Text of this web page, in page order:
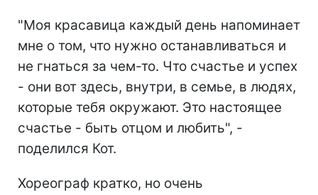
"Моя красавица каждый день напоминает
мне о том, что нужно останавливаться и
не гнаться за чем-то. Что счастье и успех
- они вот здесь, внутри, в семье, в людях,
которые тебя окружают. Это настоящее
счастье - быть отцом и любить", -
поделился Кот.
Хореограф кратко, но очень